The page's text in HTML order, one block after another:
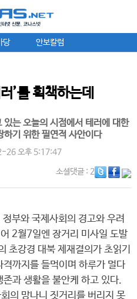
당 안보칼럼
’를 획책하는데
는 오늘의 시점에서 테러에 대한
하기 위한 필연적 사안이다
26 오후 5:17:47
소셜댓글: 2
부와 국제사회의 경고와 우려
2월7일엔 장거리 미사일 도발
초강경 대북 제재결의가 초읽기
까지를 들먹이며 하루가 멀다
과 생활을 불안케 하고 있다.
의 망나니 짓거리를 버리지 못